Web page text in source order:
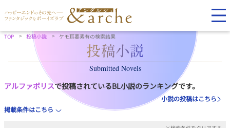
TOP 投稿小説 ケモ耳要素有の検索結果
Submitted Novels
アルファポリスで投稿されているBL小説のランキングです。
小説の投稿はこちら
掲載条件はこちら